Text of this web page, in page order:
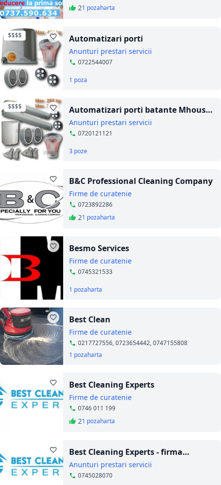
21 pozaharta
$$$$ Automatizari porti
Anunturi prestari servicii
0722544007
1 poza
$$$$
Automatizari porti batante Mhouse
WG2S
Anunturi prestari servicii
0720121121
3 poze
B&C Professional Cleaning Company
Firme de curatenie
0723892286
21 pozaharta
Besmo Services
Firme de curatenie
0745321533
1 pozaharta
Best Clean
Firme de curatenie
0217727556, 0723654442, 0747155808
1 pozaharta
Best Cleaning Experts
Firme de curatenie
0746 011 199
21 pozaharta
Best Cleaning Experts - firma
curatenie in Bucuresti
Anunturi prestari servicii
0745028070